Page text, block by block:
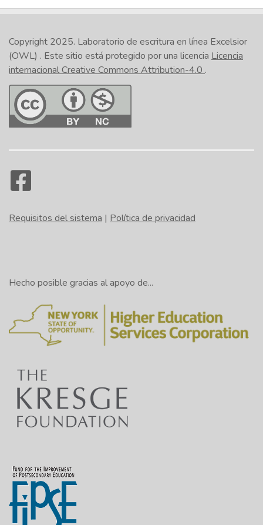
Copyright 2025. Laboratorio de escritura en línea Excelsior
(OWL) . Este sitio está protegido por una licencia Licencia
internacional Creative Commons Attribution-4.0 .
Requisitos del sistema | Política de privacidad
Hecho posible gracias al apoyo de...